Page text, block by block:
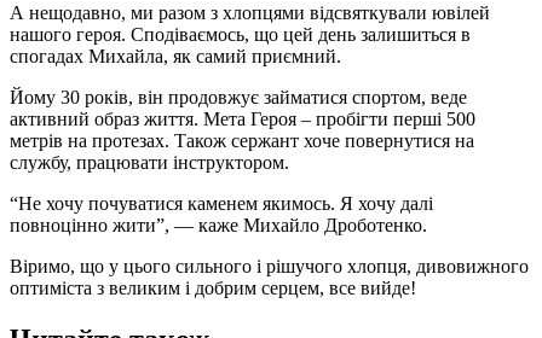
А нещодавно, ми разом з хлопцями відсвяткували ювілей
нашого героя. Сподіваємось, що цей день залишиться в
спогадах Михайла, як самий приємний.
Йому 30 років, він продовжує займатися спортом, веде
активний образ життя. Мета Героя – пробігти перші 500
метрів на протезах. Також сержант хоче повернутися на
службу, працювати інструктором.
“Не хочу почуватися каменем якимось. Я хочу далі
повноцінно жити”, — каже Михайло Дроботенко.
Віримо, що у цього сильного і рішучого хлопця, дивовижного
оптиміста з великим і добрим серцем, все вийде!